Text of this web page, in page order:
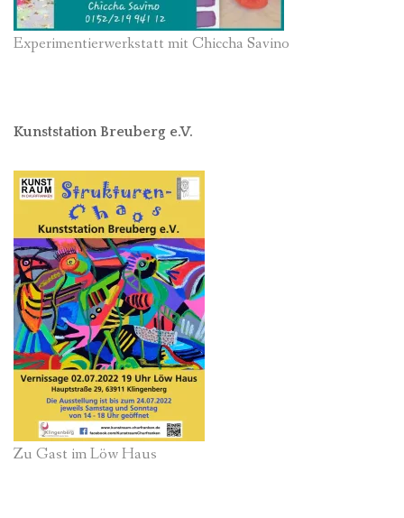
Experimentierwerkstatt mit Chiccha Savino
Kunststation Breuberg e.V.
Zu Gast im Löw Haus